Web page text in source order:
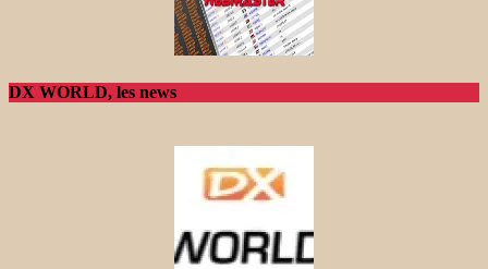
DX WORLD, les news